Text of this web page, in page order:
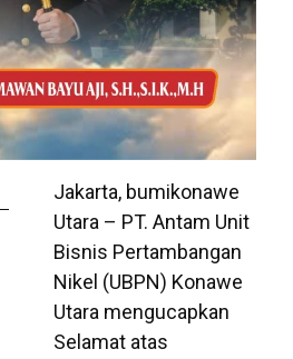
Jakarta, bumikonawe
Utara – PT. Antam Unit
Bisnis Pertambangan
Nikel (UBPN) Konawe
Utara mengucapkan
Selamat atas